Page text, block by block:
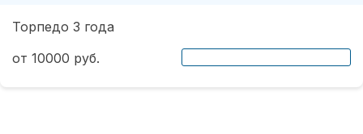
Торпедо 3 года
от 10000 руб.